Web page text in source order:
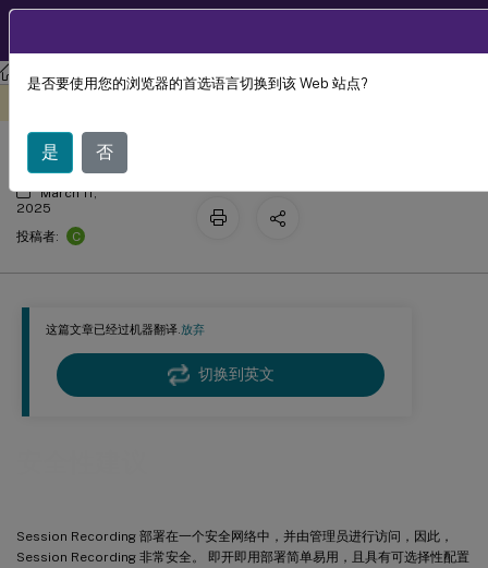
Session Recording Session Recording 2110
这篇文章已经过机器翻译.放弃
切换到英文
Session Recording 部署在一个安全网络中，并由管理员进行访问，因此，
Session Recording 非常安全。 即开即用部署简单易用，且具有可选择性配置
安全性建议
March 11,
2025
投稿者:
C
是否要使用您的浏览器的首选语言切换到该 Web 站点?
是 否